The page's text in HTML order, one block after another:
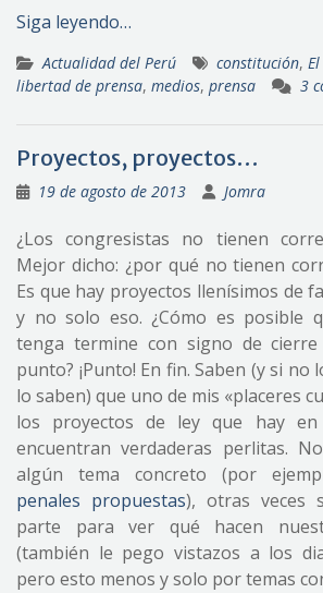
Siga leyendo…
Actualidad del Perú constitución,
libertad de prensa, medios, prensa 3
Proyectos, proyectos…
19 de agosto de 2013 Jomra
¿Los congresistas no tienen
Mejor dicho: ¿por qué no tienen
Es que hay proyectos llenísimos de
y no solo eso. ¿Cómo es posible
tenga termine con signo de
punto? ¡Punto! En fin. Saben (y si no
lo saben) que uno de mis «placeres
los proyectos de ley que hay
encuentran verdaderas perlitas.
algún tema concreto (por
penales propuestas), otras veces
parte para ver qué hacen
(también le pego vistazos a los
pero esto menos y solo por temas